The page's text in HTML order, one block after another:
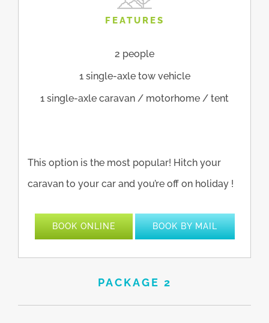
FEATURES
2 people
1 single-axle tow vehicle
1 single-axle caravan / motorhome / tent
This option is the most popular! Hitch your
caravan to your car and you’re off on holiday !
BOOK ONLINE BOOK BY MAIL
PACKAGE 2